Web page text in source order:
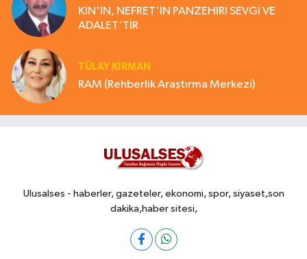
KİN'İN, NEFRET'İN PANZEHİRİ SEVGİ VE
ADALET'TİR
TÜLAY KİRMAN
RAM (Rehberlik Araştırma Merkezi)
Ulusalses - haberler, gazeteler, ekonomi, spor, siyaset,son
dakika,haber sitesi,